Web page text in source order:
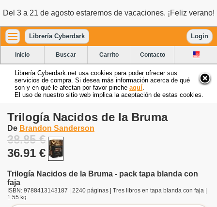
Del 3 a 21 de agosto estaremos de vacaciones. ¡Feliz verano!
Librería Cyberdark Login
Inicio Buscar Carrito Contacto
Librería Cyberdark.net usa cookies para poder ofrecer sus
servicios de compra. Si desea más información acerca de qué
son y en qué le afectan por favor pinche aquí
El uso de nuestro sitio web implica la aceptación de estas cookies.
Trilogía Nacidos de la Bruma
De Brandon Sanderson
38.85 €
36.91 €
Trilogía Nacidos de la Bruma - pack tapa blanda con
faja
ISBN: 9788413143187 | 2240 páginas | Tres libros en tapa blanda con faja |
1.55 kg